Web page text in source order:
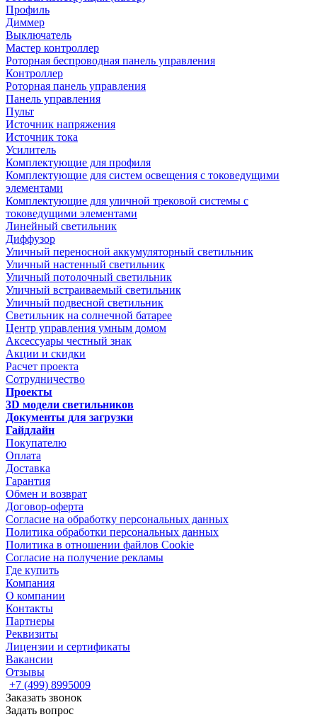
Профиль
Диммер
Выключатель
Мастер контроллер
Роторная беспроводная панель управления
Контроллер
Роторная панель управления
Панель управления
Пульт
Источник напряжения
Источник тока
Усилитель
Комплектующие для профиля
Комплектующие для систем освещения с токоведущими
элементами
Комплектующие для уличной трековой системы с
токоведущими элементами
Линейный светильник
Диффузор
Уличный переносной аккумуляторный светильник
Уличный настенный светильник
Уличный потолочный светильник
Уличный встраиваемый светильник
Уличный подвесной светильник
Светильник на солнечной батарее
Центр управления умным домом
Аксессуары честный знак
Акции и скидки
Расчет проекта
Сотрудничество
Проекты
3D модели светильников
Документы для загрузки
Гайдлайн
Покупателю
Оплата
Доставка
Гарантия
Обмен и возврат
Договор-оферта
Согласие на обработку персональных данных
Политика обработки персональных данных
Политика в отношении файлов Cookie
Согласие на получение рекламы
Где купить
Компания
О компании
Контакты
Партнеры
Реквизиты
Лицензии и сертификаты
Вакансии
Отзывы
+7 (499) 8995009
Заказать звонок
Задать вопрос